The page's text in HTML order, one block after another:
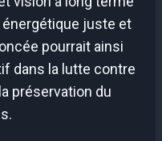
juste et
pourrait ainsi
dans la lutte contre
préservation du